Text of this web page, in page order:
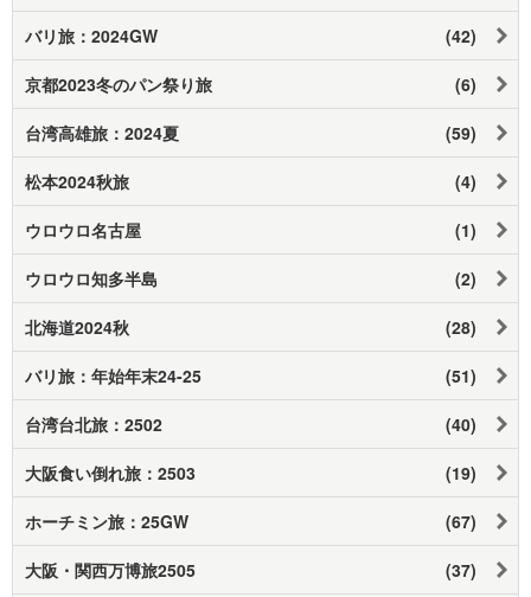
バリ旅：2024GW (42)
京都2023冬のパン祭り旅 (6)
台湾高雄旅：2024夏 (59)
松本2024秋旅 (4)
ウロウロ名古屋 (1)
ウロウロ知多半島 (2)
北海道2024秋 (28)
バリ旅：年始年末24-25 (51)
台湾台北旅：2502 (40)
大阪食い倒れ旅：2503 (19)
ホーチミン旅：25GW (67)
大阪・関西万博旅2505 (37)